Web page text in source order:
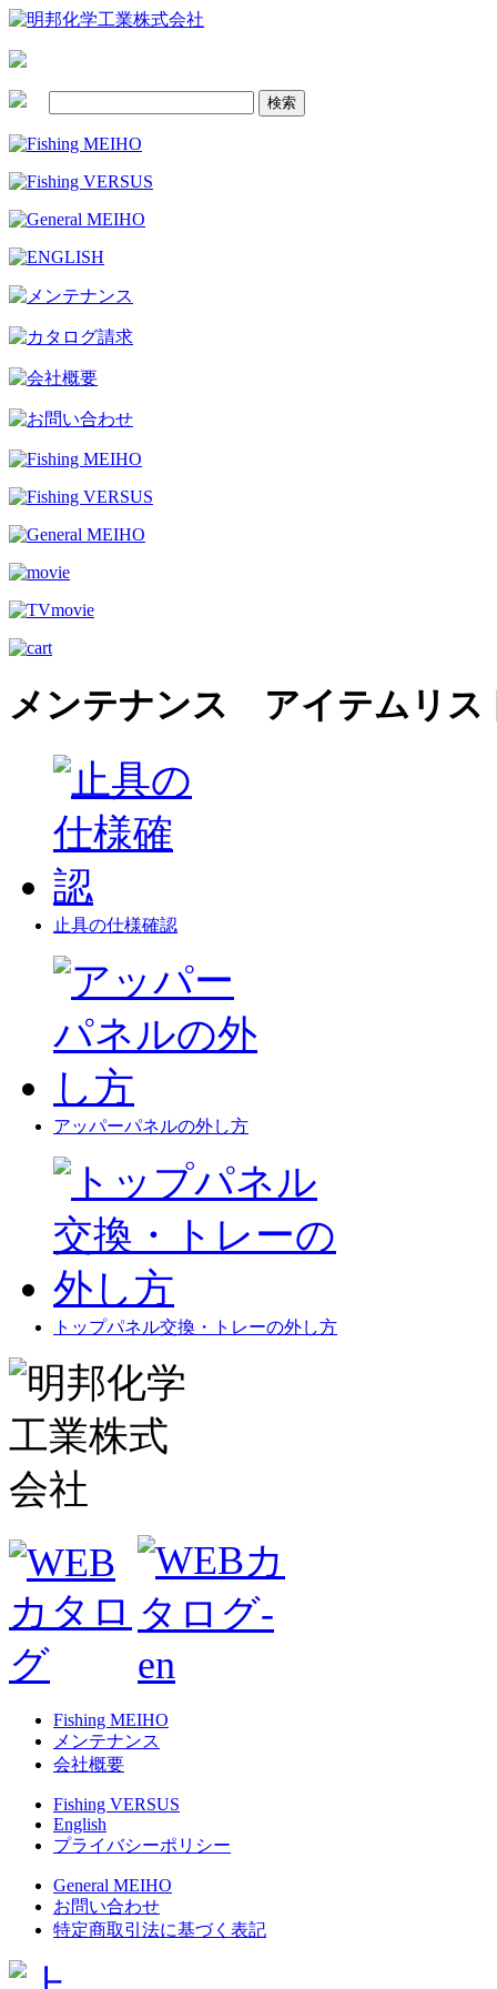
メンテナンス アイテムリス
止具の仕様確認
アッパーパネルの外し方
トップパネル交換・トレーの外し方
Fishing MEIHO
メンテナンス
会社概要
Fishing VERSUS
English
プライバシーポリシー
General MEIHO
お問い合わせ
特定商取引法に基づく表記